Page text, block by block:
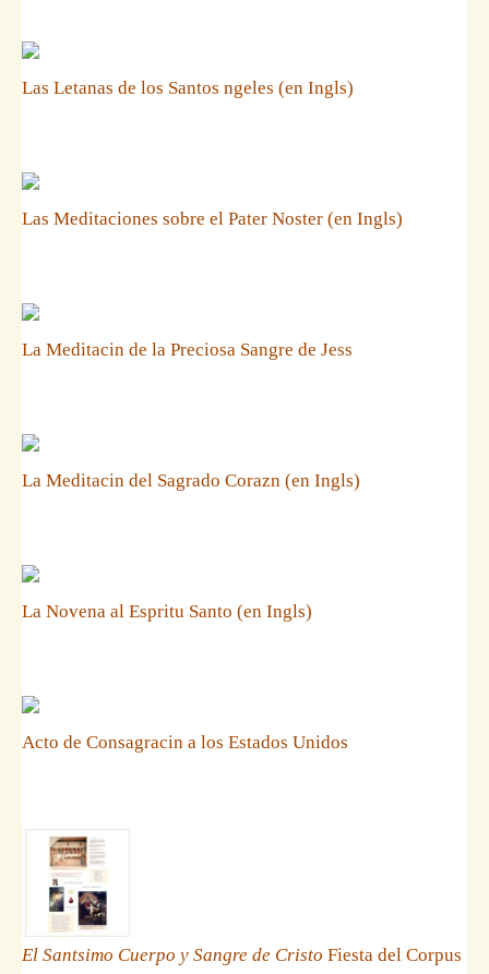
Las Letanas de los Santos ngeles (en Ingls)
Las Meditaciones sobre el Pater Noster (en Ingls)
La Meditacin de la Preciosa Sangre de Jess
La Meditacin del Sagrado Corazn (en Ingls)
La Novena al Espritu Santo (en Ingls)
Acto de Consagracin a los Estados Unidos
El Santsimo Cuerpo y Sangre de Cristo Fiesta del Corpus